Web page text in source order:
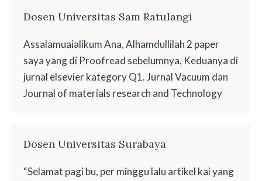
Dosen Universitas Sam Ratulangi
Assalamuaialikum Ana, Alhamdullilah 2 paper
saya yang di Proofread sebelumnya, Keduanya di
jurnal elsevier kategory Q1. Jurnal Vacuum dan
Journal of materials research and Technology
Dosen Universitas Surabaya
“Selamat pagi bu, per minggu lalu artikel kai yang